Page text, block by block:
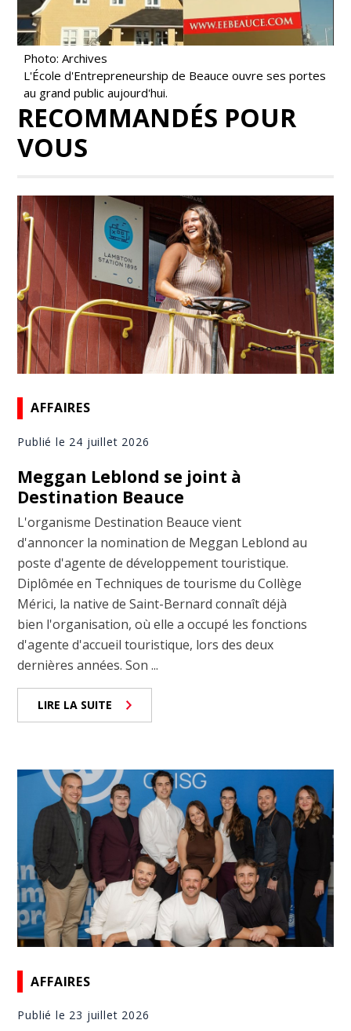
Photo: Archives
L'École d'Entrepreneurship de Beauce ouvre ses portes
au grand public aujourd'hui.
RECOMMANDÉS POUR
VOUS
AFFAIRES
Publié le 24 juillet 2026
Meggan Leblond se joint à
Destination Beauce
L'organisme Destination Beauce vient
d'annoncer la nomination de Meggan Leblond au
poste d'agente de développement touristique.
Diplômée en Techniques de tourisme du Collège
Mérici, la native de Saint-Bernard connaît déjà
bien l'organisation, où elle a occupé les fonctions
d'agente d'accueil touristique, lors des deux
dernières années. Son ...
LIRE LA SUITE
AFFAIRES
Publié le 23 juillet 2026